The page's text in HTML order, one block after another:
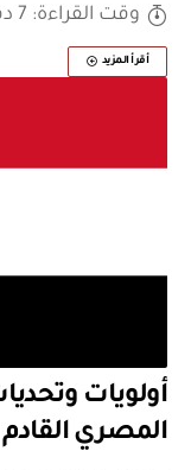
وقت القراءة: 7 دقيقة
أقرأ المزيد
أولويات
المصري القادم